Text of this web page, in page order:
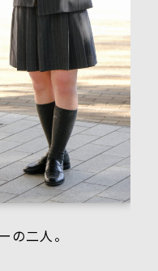
の二人。